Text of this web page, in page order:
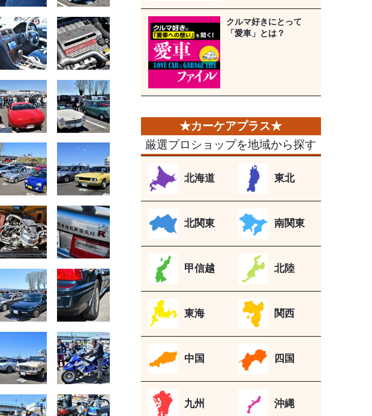
クルマ好きにとって
「愛車」とは？
厳選プロショップを地域から探す
北海道 東北
北関東 南関東
甲信越 北陸
東海 関西
中国 四国
九州 沖縄